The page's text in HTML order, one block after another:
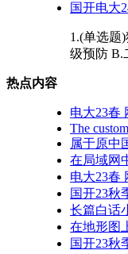
国开电大
1.(单选题
级预防 B.
热点内容
电大23春
The
属于原中
在局域网
电大23春
国开23秋
长篇白话
在地形图
国开23秋